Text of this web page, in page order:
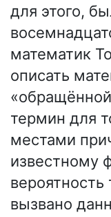
для этого,
математик
описать
термин для
местами
известному
вероятность
вызвано